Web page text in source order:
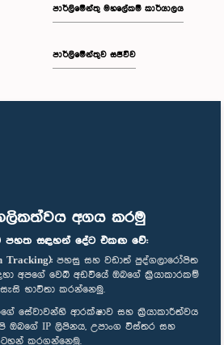
අගය කරමු
පහත සඳහන් දේට එකඟ වේ:
Tracking): පහසු සහ වඩාත් පුද්ගලාරෝපිත
අපගේ වෙබ් අඩවියේ ඔබගේ ක්‍රියාකාරකම්
භාවිතා කරන්නෙමු.
සේවාවන්හි ආරක්ෂාව සහ ක්‍රියාකාරීත්වය
ඔබගේ IP ලිපිනය, උපාංග විස්තර සහ
කරගන්නෙමු.
පාර්ලිමේන්තු මහලේකම් කාර්යාලය
පාර්ලිමේන්තුව සජීවීව
: